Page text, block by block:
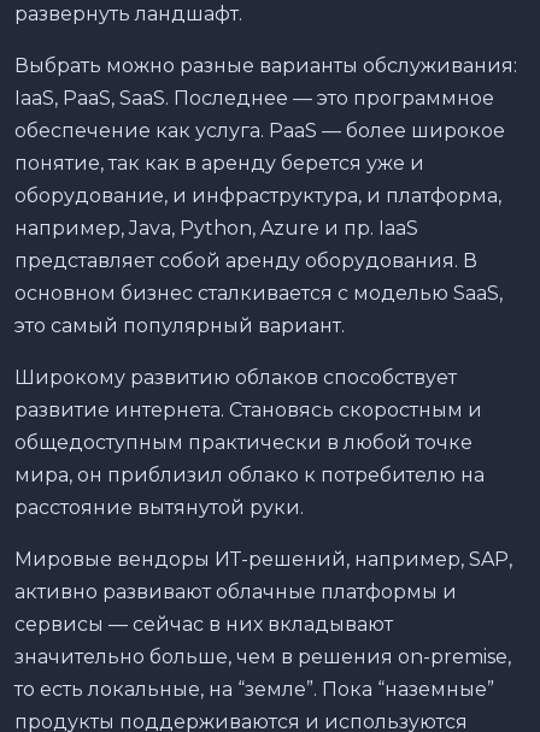
развернуть ландшафт.
Выбрать можно разные варианты обслуживания:
IaaS, PaaS, SaaS. Последнее — это программное
обеспечение как услуга. PaaS — более широкое
понятие, так как в аренду берется уже и
оборудование, и инфраструктура, и платформа,
например, Java, Python, Azure и пр. IaaS
представляет собой аренду оборудования. В
основном бизнес сталкивается с моделью SaaS,
это самый популярный вариант.
Широкому развитию облаков способствует
развитие интернета. Становясь скоростным и
общедоступным практически в любой точке
мира, он приблизил облако к потребителю на
расстояние вытянутой руки.
Мировые вендоры ИТ-решений, например, SAP,
активно развивают облачные платформы и
сервисы — сейчас в них вкладывают
значительно больше, чем в решения on-premise,
то есть локальные, на “земле”. Пока “наземные”
продукты поддерживаются и используются